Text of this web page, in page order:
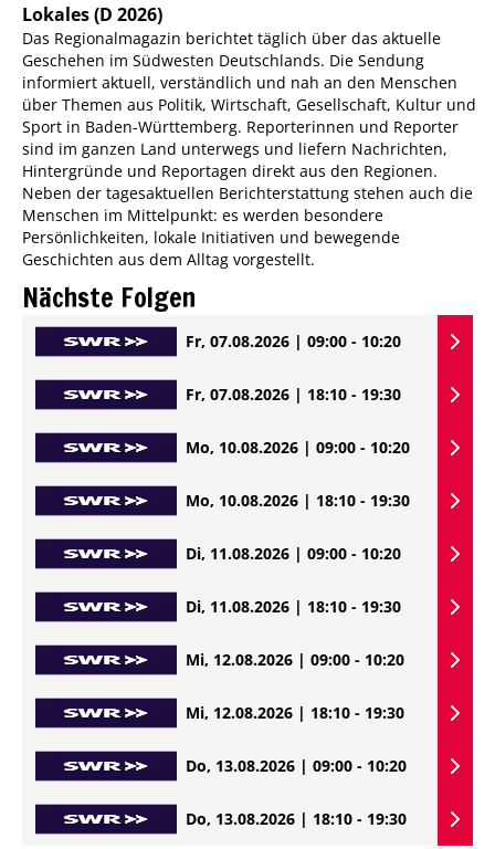
Lokales(D 2026)
Das Regionalmagazin berichtet täglich über das aktuelle
Geschehen im Südwesten Deutschlands. Die Sendung
informiert aktuell, verständlich und nah an den Menschen
über Themen aus Politik, Wirtschaft, Gesellschaft, Kultur und
Sport in Baden-Württemberg. Reporterinnen und Reporter
sind im ganzen Land unterwegs und liefern Nachrichten,
Hintergründe und Reportagen direkt aus den Regionen.
Neben der tagesaktuellen Berichterstattung stehen auch die
Menschen im Mittelpunkt: es werden besondere
Persönlichkeiten, lokale Initiativen und bewegende
Geschichten aus dem Alltag vorgestellt.
Nächste Folgen
Fr, 07.08.2026 | 09:00 - 10:20
Fr, 07.08.2026 | 18:10 - 19:30
Mo, 10.08.2026 | 09:00 - 10:20
Mo, 10.08.2026 | 18:10 - 19:30
Di, 11.08.2026 | 09:00 - 10:20
Di, 11.08.2026 | 18:10 - 19:30
Mi, 12.08.2026 | 09:00 - 10:20
Mi, 12.08.2026 | 18:10 - 19:30
Do, 13.08.2026 | 09:00 - 10:20
Do, 13.08.2026 | 18:10 - 19:30